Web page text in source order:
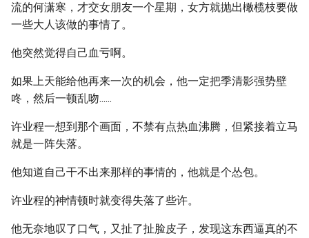
流的何潇寒，才交女朋友一个星期，女方就抛出橄榄枝要做
一些大人该做的事情了。
他突然觉得自己血亏啊。
如果上天能给他再来一次的机会，他一定把季清影强势壁
咚，然后一顿乱吻......
许业程一想到那个画面，不禁有点热血沸腾，但紧接着立马
就是一阵失落。
他知道自己干不出来那样的事情的，他就是个怂包。
许业程的神情顿时就变得失落了些许。
他无奈地叹了口气，又扯了扯脸皮子，发现这东西逼真的不